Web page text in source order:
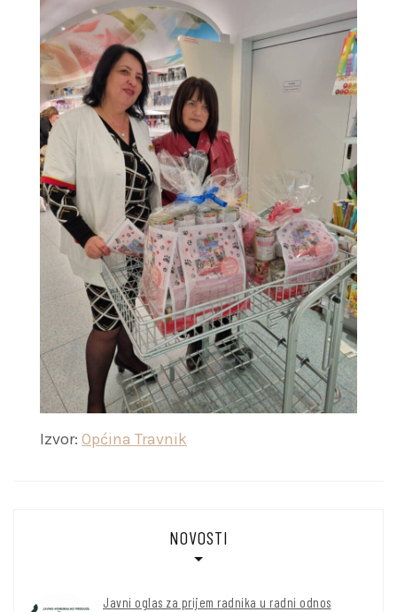
Izvor: Općina Travnik
NOVOSTI
Javni oglas za prijem radnika u radni odnos